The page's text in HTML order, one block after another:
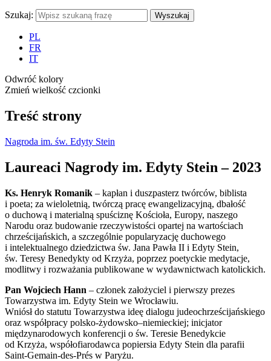
Szukaj: Wyszukaj
PL
FR
IT
Odwróć kolory
Zmień wielkość czcionki
Treść strony
Nagroda im. św. Edyty Stein
Laureaci Nagrody im. Edyty Stein – 2023
Ks. Henryk Romanik – kapłan i duszpasterz twórców, biblista
i poeta; za wieloletnią, twórczą pracę ewangelizacyjną, dbałość
o duchową i materialną spuściznę Kościoła, Europy, naszego
Narodu oraz budowanie rzeczywistości opartej na wartościach
chrześcijańskich, a szczególnie popularyzację duchowego
i intelektualnego dziedzictwa św. Jana Pawła II i Edyty Stein,
św. Teresy Benedykty od Krzyża, poprzez poetyckie medytacje,
modlitwy i rozważania publikowane w wydawnictwach katolickich.
Pan Wojciech Hann – członek założyciel i pierwszy prezes
Towarzystwa im. Edyty Stein we Wrocławiu.
Wniósł do statutu Towarzystwa ideę dialogu judeochrześcijańskiego
oraz współpracy polsko-żydowsko–niemieckiej; inicjator
międzynarodowych konferencji o św. Teresie Benedykcie
od Krzyża, współofiarodawca popiersia Edyty Stein dla parafii
Saint-Gemain-des-Prés w Paryżu.